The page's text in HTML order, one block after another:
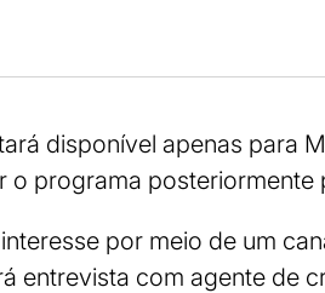
disponível apenas para
o programa posteriormente
por meio de um
entrevista com agente de